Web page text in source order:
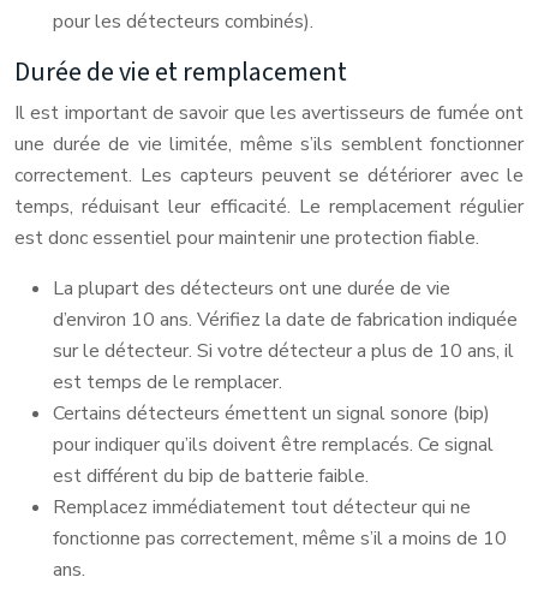
pour les détecteurs combinés).
Durée de vie et remplacement
Il est important de savoir que les avertisseurs de fumée ont
une durée de vie limitée, même s’ils semblent fonctionner
correctement. Les capteurs peuvent se détériorer avec le
temps, réduisant leur efficacité. Le remplacement régulier
est donc essentiel pour maintenir une protection fiable.
La plupart des détecteurs ont une durée de vie
d’environ 10 ans. Vérifiez la date de fabrication indiquée
sur le détecteur. Si votre détecteur a plus de 10 ans, il
est temps de le remplacer.
Certains détecteurs émettent un signal sonore (bip)
pour indiquer qu’ils doivent être remplacés. Ce signal
est différent du bip de batterie faible.
Remplacez immédiatement tout détecteur qui ne
fonctionne pas correctement, même s’il a moins de 10
ans.